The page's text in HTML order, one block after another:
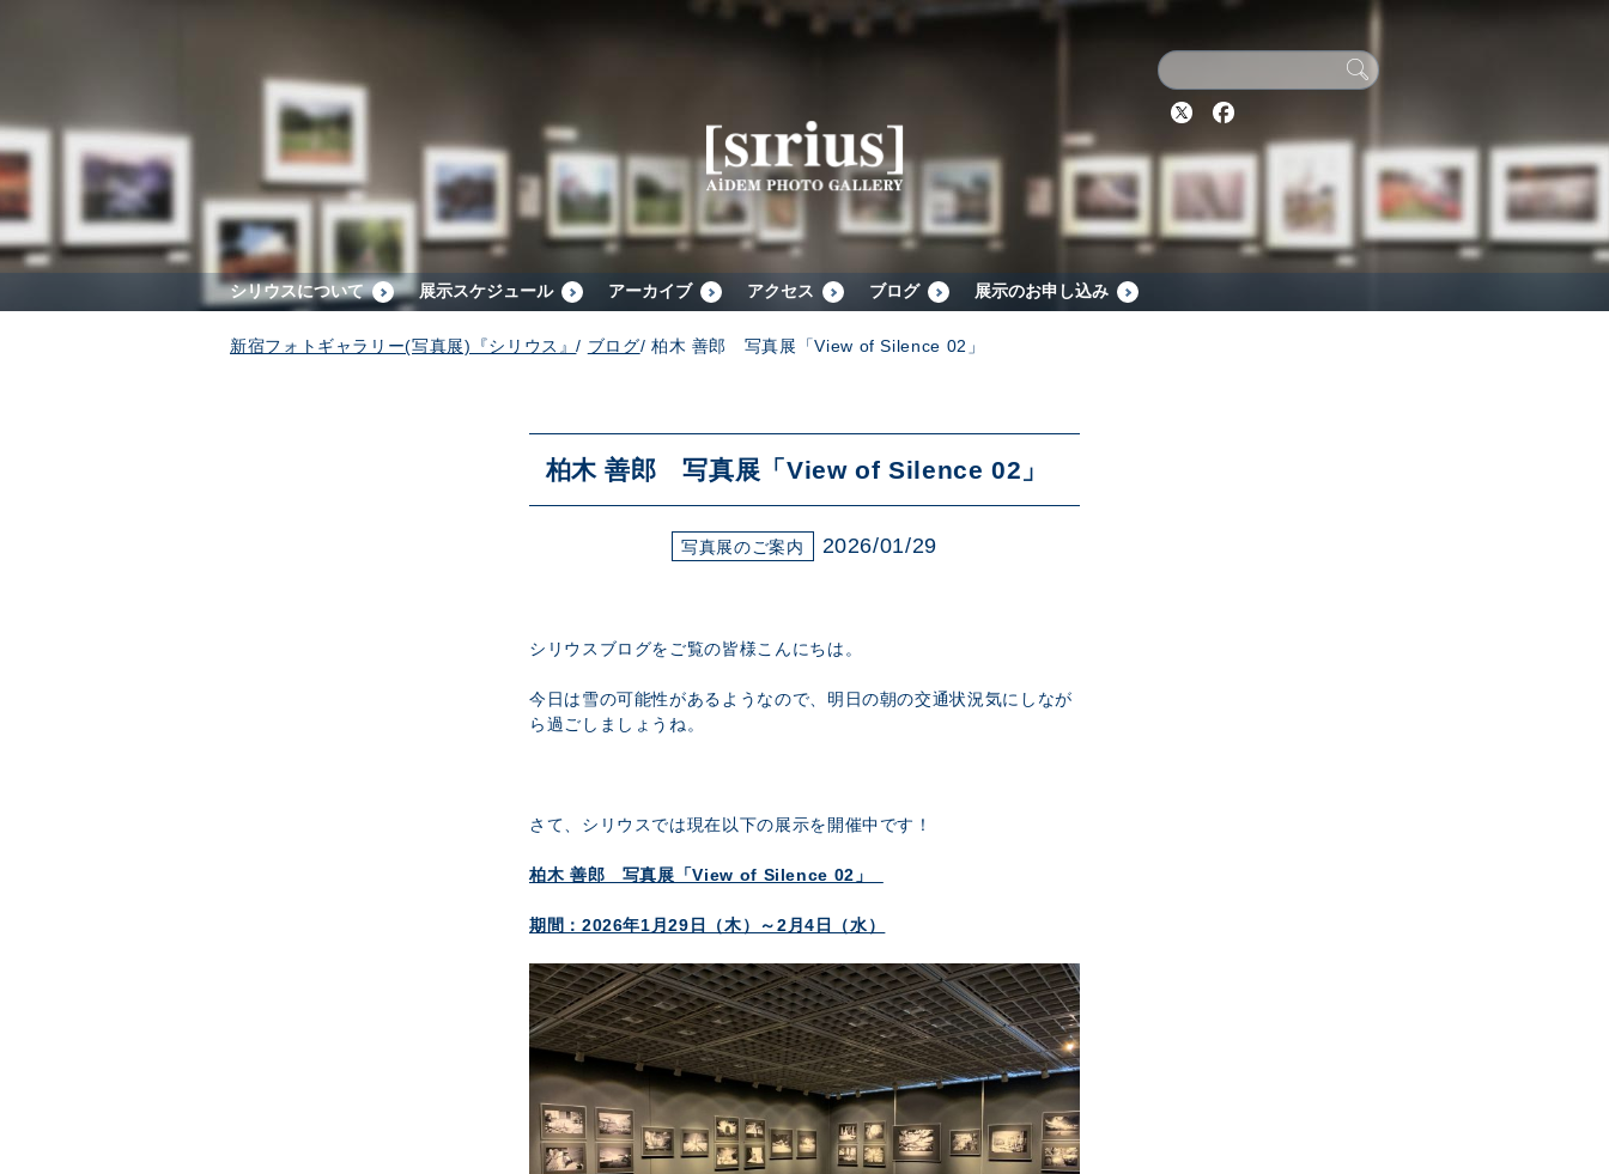
Twitter
シリウスについて 展示スケジュール アーカイブ アクセス ブログ 展示のお申し込み
新宿フォトギャラリー(写真展)『シリウス』/ ブログ/ 柏木 善郎 写真展「View of Silence 02」
柏木 善郎 写真展「View of Silence 02」
写真展のご案内 2026/01/29
シリウスブログをご覧の皆様こんにちは。
今日は雪の可能性があるようなので、明日の朝の交通状況気にしなが
ら過ごしましょうね。
さて、シリウスでは現在以下の展示を開催中です！
柏木 善郎 写真展「View of Silence 02」
期間：2026年1月29日（木）～2月4日（水）
展示スケジュール
アーカイブ
ブログ
展示のお申し込み